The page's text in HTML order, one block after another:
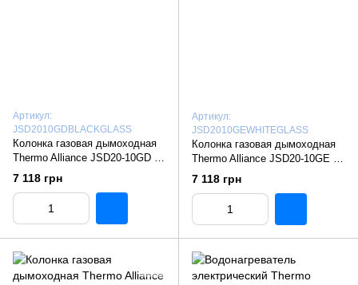
Артикул:
JSD2010GDBLACKGLASS
Колонка газовая дымоходная
Thermo Alliance JSD20-10GD 10
л панель из стекла Black
7 118 грн
Артикул:
JSD2010GEWHITEGLASS
Колонка газовая дымоходная
Thermo Alliance JSD20-10GE 10
л панель из стекла White
7 118 грн